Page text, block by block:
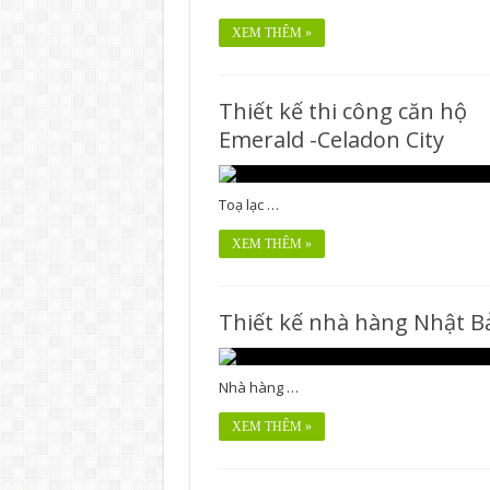
XEM THÊM »
Thiết kế thi công căn hộ
Emerald -Celadon City
Toạ lạc …
XEM THÊM »
Thiết kế nhà hàng Nhật
Nhà hàng …
XEM THÊM »